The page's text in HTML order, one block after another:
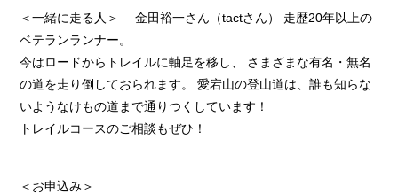
＜一緒に走る人＞ 金田裕一さん（tactさん） 走歴20年以上の
ベテランランナー。
今はロードからトレイルに軸足を移し、 さまざまな有名・無名
の道を走り倒しておられます。 愛宕山の登山道は、誰も知らな
いようなけもの道まで通りつくしています！
トレイルコースのご相談もぜひ！
＜お申込み＞